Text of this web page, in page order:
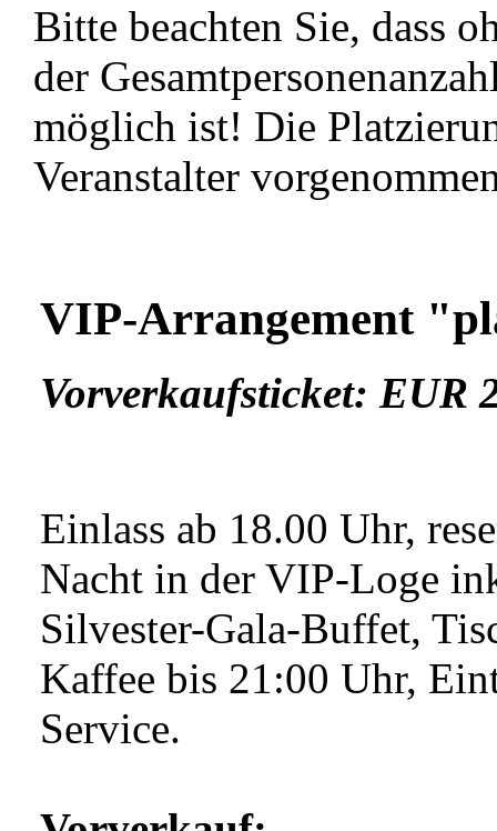
Bitte beachten Sie, dass
der
möglich ist! Die
Veranstalter
VIP-Arrangement
Vorverkaufsticket: EUR
Einlass ab 18.00 Uhr,
Nacht in der VIP-Loge
Silvester-Gala-Buffet,
Kaffee bis 21:00 Uhr,
Service.